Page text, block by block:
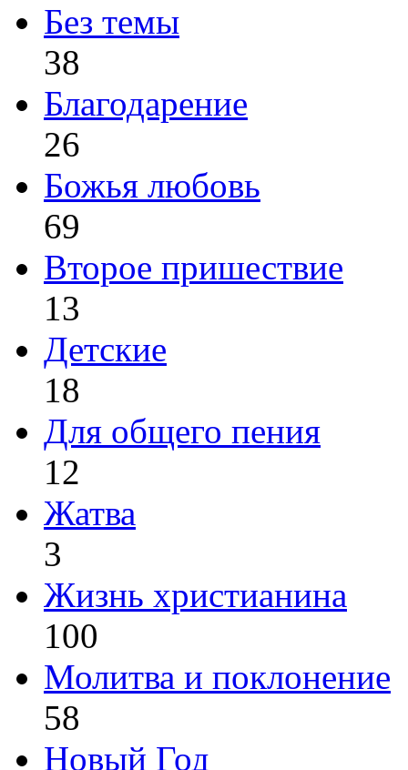
Без темы
38
Благодарение
26
Божья любовь
69
Второе пришествие
13
Детские
18
Для общего пения
12
Жатва
3
Жизнь христианина
100
Молитва и поклонение
58
Новый Год